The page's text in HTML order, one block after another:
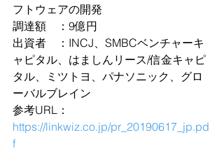
フトウェアの開発
調達額　：9億円
出資者　：INCJ、SMBCベンチャーキ
ャピタル、はましんリース/信金キャピ
タル、ミツトヨ、パナソニック、グロ
ーバルブレイン
参考URL：
https://linkwiz.co.jp/pr_20190617_jp.pd
f